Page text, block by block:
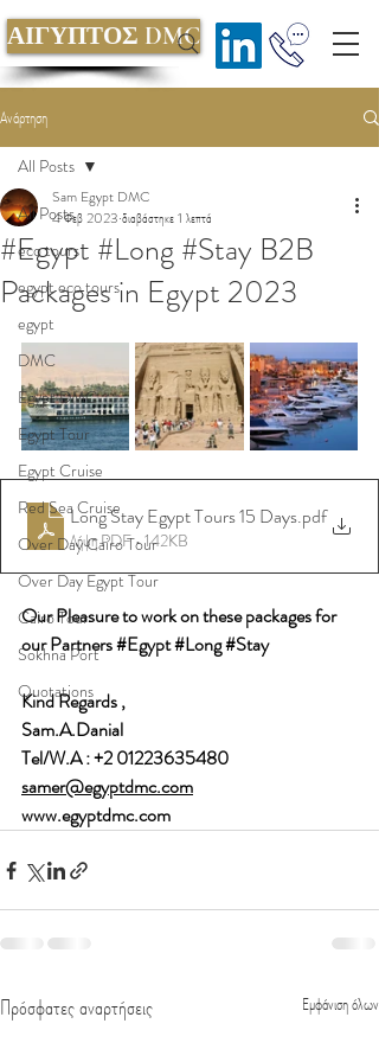
ΑΙΓΥΠΤΟΣ DMC
Ανάρτηση
All Posts
eco tours
egypt eco tours
egypt
DMC
Egypt DMC
Egypt Tour
Egypt Cruise
Red Sea Cruise
Over Day Cairo Tour
Over Day Egypt Tour
Cairo Tour
Sokhna Port
Quotations
All Posts
#Egypt #Long #Stay B2B
Packages in Egypt 2023
Sam Egypt DMC
4 Φεβ 2023 διαβάστηκε 1 λεπτά
Long Stay Egypt Tours 15 Days.pdf
Λήψη PDF • 142KB
Our Pleasure to work on these packages for
our Partners #Egypt#Long#Stay
Kind Regards ,
Sam.A.Danial
Tel/W.A : +2 01223635480
samer@egyptdmc.com
www.egyptdmc.com
Πρόσφατες αναρτήσεις Εμφάνιση όλων